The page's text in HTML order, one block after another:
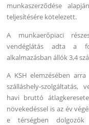
munkaszerződése
teljesítésére kötelezett.
A munkaerőpiaci
vendéglátás adta a
alkalmazásban állók 3,4
A KSH elemzésében
szálláshely-szolgáltatás,
havi bruttó
növekedéssel is az év
e térségben dolgozók